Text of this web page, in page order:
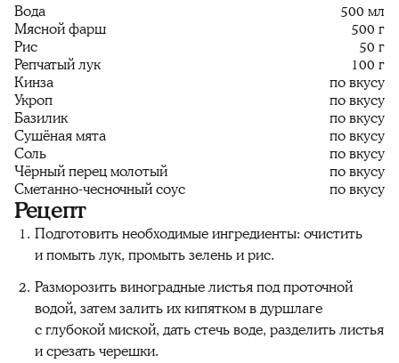
Вода
500 мл
Мясной фарш
500 г
Рис
50 г
Репчатый лук
100 г
Кинза
по вкусу
Укроп
по вкусу
Базилик
по вкусу
Сушёная мята
по вкусу
Соль
по вкусу
Чёрный перец молотый
по вкусу
Сметанно-чесночный соус
по вкусу
Рецепт
Подготовить необходимые ингредиенты: очистить
и помыть лук, промыть зелень и рис.
Разморозить виноградные листья под проточной
водой, затем залить их кипятком в дуршлаге
с глубокой миской, дать стечь воде, разделить листья
и срезать черешки.